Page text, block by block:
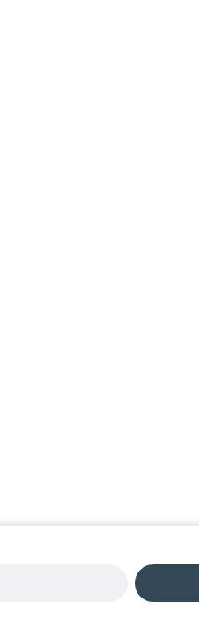
Wert ein oder benutze die